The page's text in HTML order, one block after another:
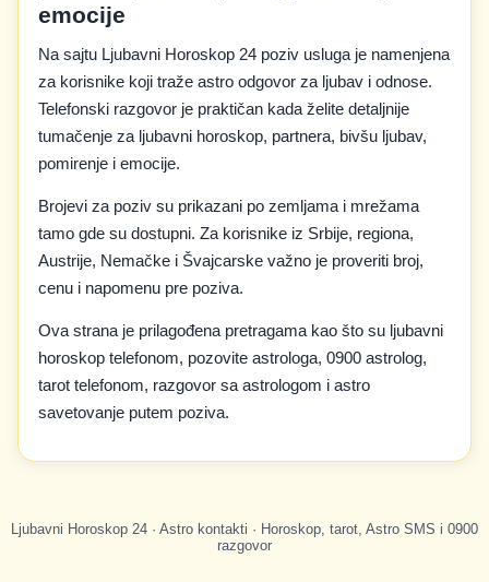
emocije
Na sajtu Ljubavni Horoskop 24 poziv usluga je namenjena
za korisnike koji traže astro odgovor za ljubav i odnose.
Telefonski razgovor je praktičan kada želite detaljnije
tumačenje za ljubavni horoskop, partnera, bivšu ljubav,
pomirenje i emocije.
Brojevi za poziv su prikazani po zemljama i mrežama
tamo gde su dostupni. Za korisnike iz Srbije, regiona,
Austrije, Nemačke i Švajcarske važno je proveriti broj,
cenu i napomenu pre poziva.
Ova strana je prilagođena pretragama kao što su ljubavni
horoskop telefonom, pozovite astrologa, 0900 astrolog,
tarot telefonom, razgovor sa astrologom i astro
savetovanje putem poziva.
Ljubavni Horoskop 24 · Astro kontakti · Horoskop, tarot, Astro SMS i 0900
razgovor